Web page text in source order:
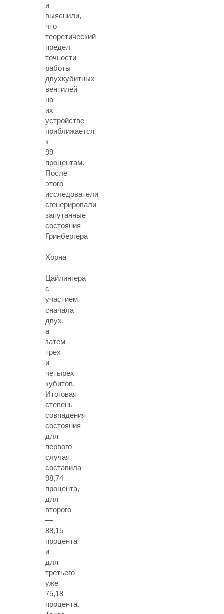
и
выяснили,
что
теоретический
предел
точности
работы
двухкубитных
вентилей
на
их
устройстве
приближается
к
99
процентам.
После
этого
исследователи
сгенерировали
запутанные
состояния
Гринбергера
—
Хорна
—
Цайлингера
с
участием
сначала
двух,
а
затем
трех
и
четырех
кубитов.
Итоговая
степень
совпадения
состояния
для
первого
случая
составила
98,74
процента,
для
второго
—
88,15
процента
и
для
третьего
уже
75,18
процента.